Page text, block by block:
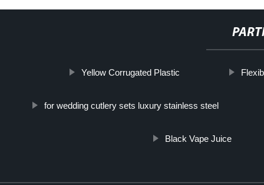
Yellow Corrugated Plastic
for wedding cutlery sets luxury stainless steel
Black Vape Juice